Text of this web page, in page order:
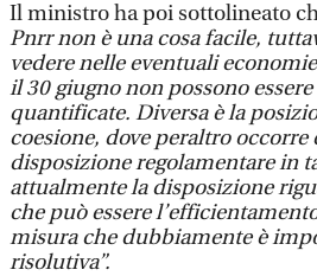
Il ministro ha poi sottolineato
Pnrr non è una cosa facile,
vedere nelle eventuali
il 30 giugno non possono
quantificate. Diversa è la
coesione, dove peraltro occorre
disposizione regolamentare in
attualmente la disposizione
che può essere
misura che dubbiamente è
risolutiva”.